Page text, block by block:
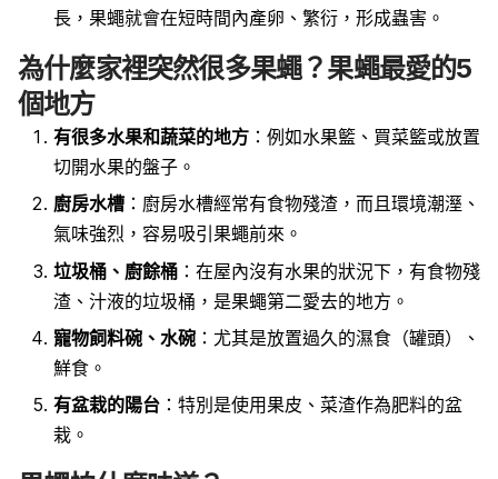
長，果蠅就會在短時間內產卵、繁衍，形成蟲害。
為什麼家裡突然很多果蠅？果蠅最愛的5
個地方
有很多水果和蔬菜的地方 ：例如水果籃、買菜籃或放置
切開水果的盤子。
廚房水槽 ：廚房水槽經常有食物殘渣，而且環境潮溼、
氣味強烈，容易吸引果蠅前來。
垃圾桶、廚餘桶 ：在屋內沒有水果的狀況下，有食物殘
渣、汁液的垃圾桶，是果蠅第二愛去的地方。
寵物飼料碗、水碗 ：尤其是放置過久的濕食（罐頭）、
鮮食。
有盆栽的陽台 ：特別是使用果皮、菜渣作為肥料的盆
栽。